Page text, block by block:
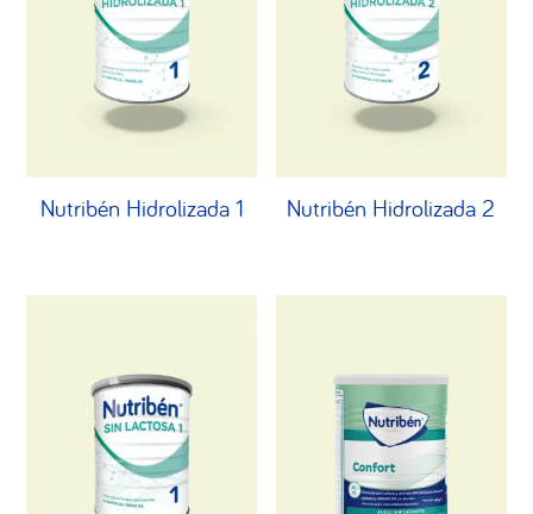
Nutribén Hidrolizada 1 Nutribén Hidrolizada 2